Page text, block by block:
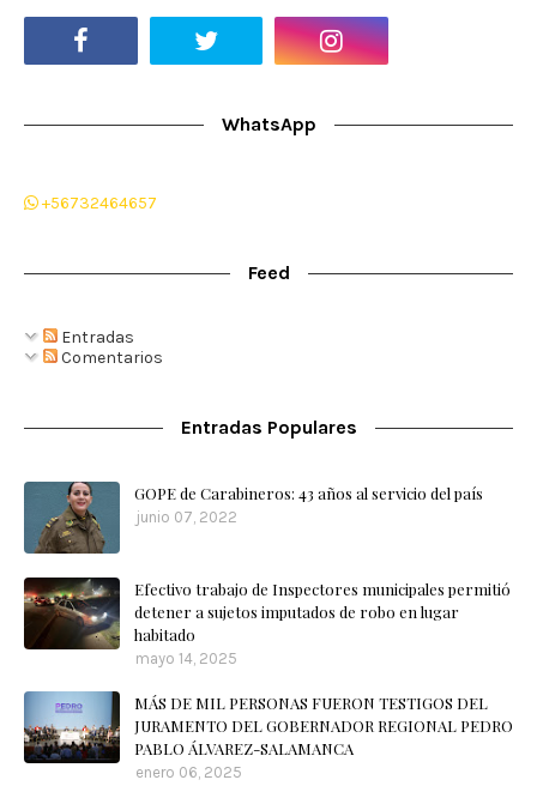
WhatsApp
+56732464657
Feed
Entradas
Comentarios
Entradas Populares
GOPE de Carabineros: 43 años al servicio del país
junio 07, 2022
Efectivo trabajo de Inspectores municipales permitió
detener a sujetos imputados de robo en lugar
habitado
mayo 14, 2025
MÁS DE MIL PERSONAS FUERON TESTIGOS DEL
JURAMENTO DEL GOBERNADOR REGIONAL PEDRO
PABLO ÁLVAREZ-SALAMANCA
enero 06, 2025